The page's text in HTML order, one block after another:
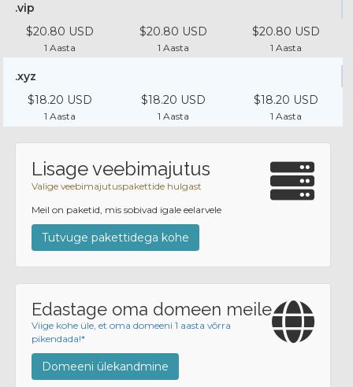
.vip
$20.80 USD
1 Aasta
$20.80 USD
1 Aasta
$20.80 USD
1 Aasta
.xyz
$18.20 USD
1 Aasta
$18.20 USD
1 Aasta
$18.20 USD
1 Aasta
Lisage veebimajutus
Valige veebimajutuspakettide hulgast
Meil on paketid, mis sobivad igale eelarvele
Tutvuge pakettidega kohe
Edastage oma domeen meile
Viige kohe üle, et oma domeeni 1 aasta võrra
pikendada!*
Domeeni ülekandmine